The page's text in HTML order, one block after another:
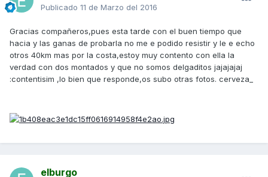
Publicado 11 de Marzo del 2016
Gracias compañeros,pues esta tarde con el buen tiempo que
hacia y las ganas de probarla no me e podido resistir y le e echo
otros 40km mas por la costa,estoy muy contento con ella la
verdad con dos montados y que no somos delgaditos jajajajaj
:contentisim ,lo bien que responde,os subo otras fotos. cerveza_
elburgo